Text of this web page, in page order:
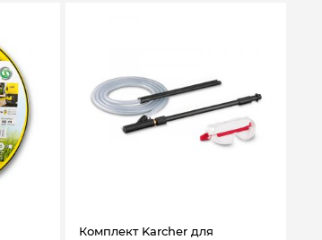
Комплект Karcher для